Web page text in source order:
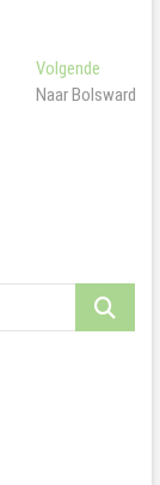
Volgende
bericht:
Naar Bolsward
Zoeken